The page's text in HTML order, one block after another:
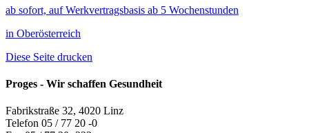
ab sofort, auf Werkvertragsbasis ab 5 Wochenstunden
in Oberösterreich
Diese Seite drucken
Proges - Wir schaffen Gesundheit
Fabrikstraße 32, 4020 Linz
Telefon 05 / 77 20 -0